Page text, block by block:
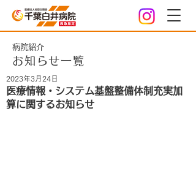
病院紹介
お知らせ一覧
医療情報・システム基盤整備体制充実加
算に関するお知らせ
2023年3月24日